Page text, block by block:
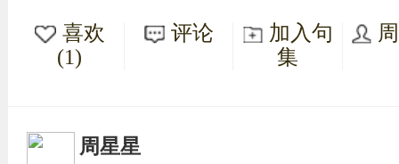
喜欢
(1)
评论
加入句
集
周星星